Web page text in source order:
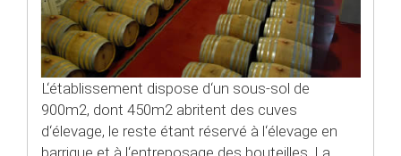
L‘établissement dispose d‘un sous-sol de
900m2, dont 450m2 abritent des cuves
d‘élevage, le reste étant réservé à l‘élevage en
barrique et à l‘entreposage des bouteilles. La